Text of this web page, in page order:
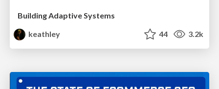
Building Adaptive Systems
keathley
44 3.2k